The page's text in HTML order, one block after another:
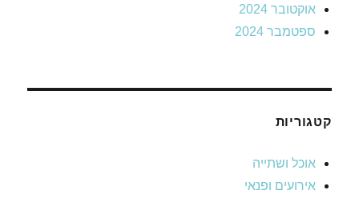
אוקטובר 2024
ספטמבר 2024
קטגוריות
אוכל ושתייה
אירועים ופנאי